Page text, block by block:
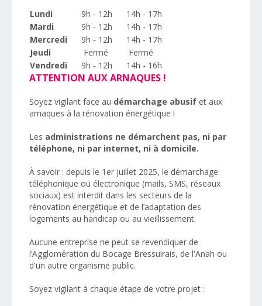
Lundi
9h - 12h
14h - 17h
Mardi
9h - 12h
14h - 17h
Mercredi
9h - 12h
14h - 17h
Jeudi
Fermé
Fermé
Vendredi
9h - 12h 14h - 16h
ATTENTION AUX ARNAQUES !
Soyez vigilant face au démarchage abusif et aux
arnaques à la rénovation énergétique !
Les administrations ne démarchent pas, ni par
téléphone, ni par internet, ni à domicile.
À savoir : depuis le 1er juillet 2025, le démarchage
téléphonique ou électronique (mails, SMS, réseaux
sociaux) est interdit dans les secteurs de la
rénovation énergétique et de l’adaptation des
logements au handicap ou au vieillissement.
Aucune entreprise ne peut se revendiquer de
l’Agglomération du Bocage Bressuirais, de l'Anah ou
d'un autre organisme public.
Soyez vigilant à chaque étape de votre projet :